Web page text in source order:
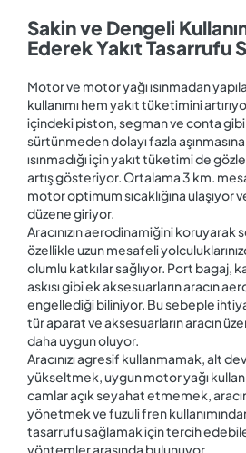
Sakin ve Dengeli
Ederek Yakıt Tasarrufu
Motor ve motor yağı ısınmadan
kullanımı hem yakıt tüketimini
içindeki piston, segman ve conta gibi
sürtünmeden dolayı fazla
ısınmadığı için yakıt tüketimi de
artış gösteriyor. Ortalama 3 km.
motor optimum sıcaklığına ulaşıyor
düzene giriyor.
Aracınızın aerodinamiğini koruyarak
özellikle uzun mesafeli
olumlu katkılar sağlıyor. Port bagaj,
askısı gibi ek aksesuarların aracın
engellediği biliniyor. Bu sebeple
tür aparat ve aksesuarların aracın
daha uygun oluyor.
Aracınızı agresif kullanmamak, alt
yükseltmek, uygun motor yağı
camlar açık seyahat etmemek,
yönetmek ve fuzuli fren
tasarrufu sağlamak için tercih
yöntemler arasında bulunuyor.